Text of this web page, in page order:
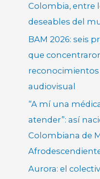
Colombia, entre
deseables del
BAM 2026: seis
que
audiovisual
“A mí una
atender”: así
Colombiana de
Aurora: el